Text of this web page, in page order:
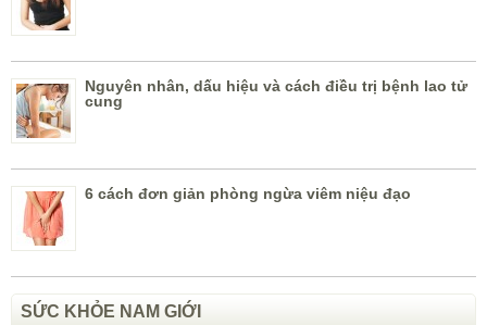
Nguyên nhân, dấu hiệu và cách điều trị bệnh lao tử
cung
6 cách đơn giản phòng ngừa viêm niệu đạo
SỨC KHỎE NAM GIỚI